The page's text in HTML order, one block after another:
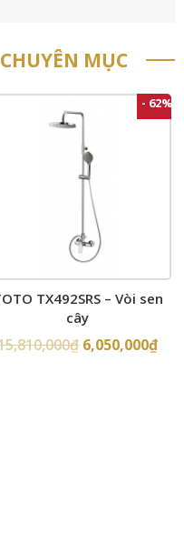
MỤC
- 62%
TX492SRS – Vòi sen
cây
₫ 6,050,000₫